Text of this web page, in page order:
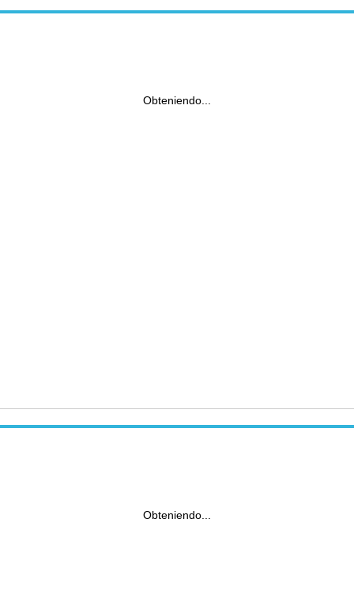
Obteniendo...
Obteniendo...